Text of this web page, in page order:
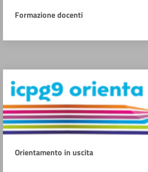
Formazione docenti
Orientamento in uscita